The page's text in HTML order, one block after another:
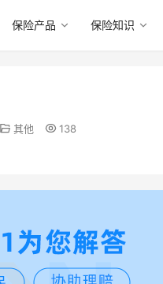
保险产品 保险知识
其他 138